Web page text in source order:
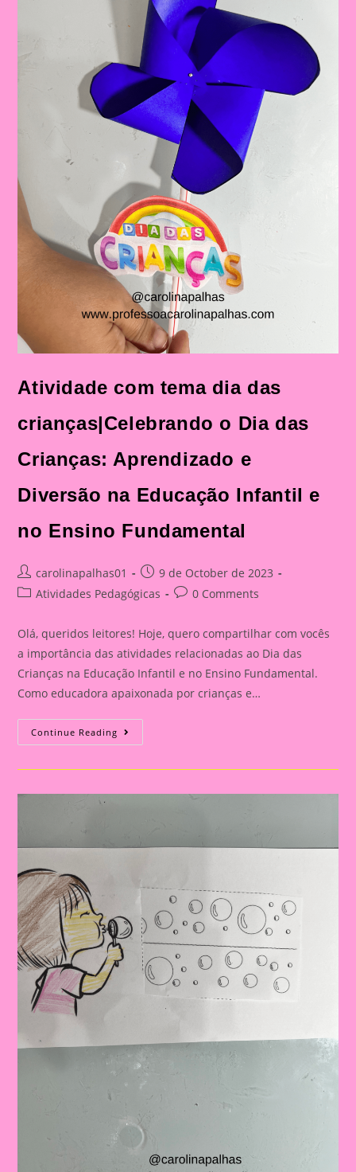
Crianças
Em
Linguagem
Infantil
Para
A
Educação
Infantil
Atividade com tema dia das
crianças|Celebrando o Dia das
Crianças: Aprendizado e
Diversão na Educação Infantil e
no Ensino Fundamental
Post
author:
carolinapalhas01
Post
published:
9 de October de 2023
PostAtividades Pedagógicas
Post0 Comments
Olá, queridos leitores! Hoje, quero compartilhar com vocês
a importância das atividades relacionadas ao Dia das
Crianças na Educação Infantil e no Ensino Fundamental.
Como educadora apaixonada por crianças e…
Continue Reading Atividade
Com
Dia
Aprendizado
Educação
No
Ensino
Fundamental